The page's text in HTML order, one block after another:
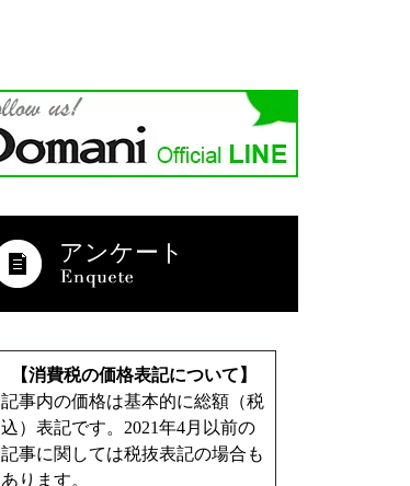
アンケート
【消費税の価格表記について】
記事内の価格は基本的に総額（税
込）表記です。2021年4月以前の
記事に関しては税抜表記の場合も
あります。